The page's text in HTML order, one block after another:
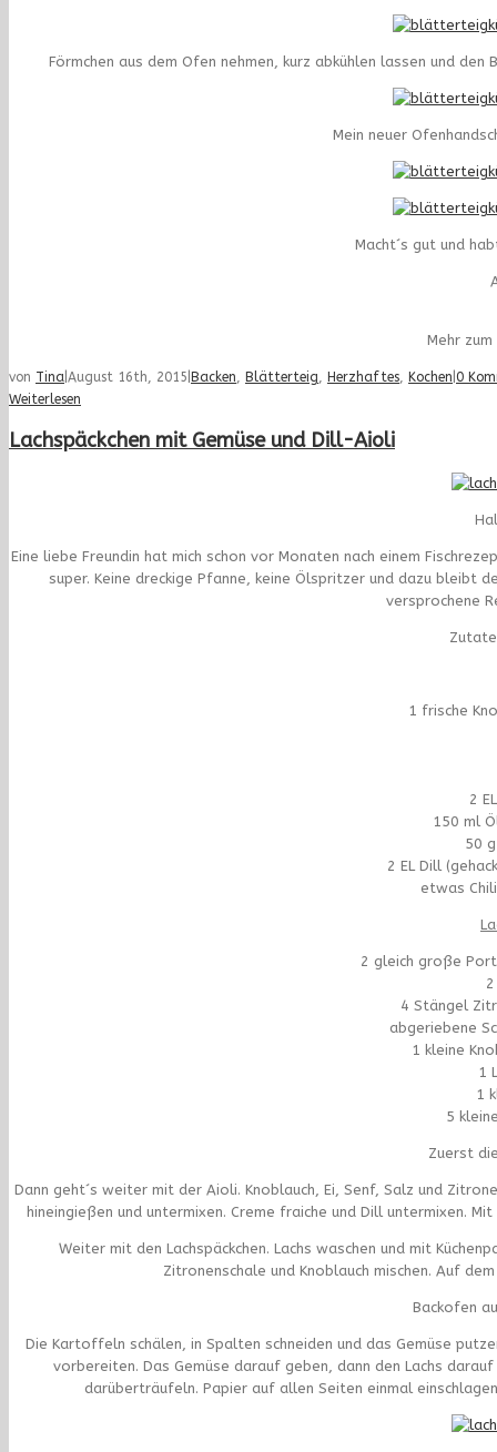
Förmchen aus dem Ofen nehmen, kurz abkühlen lassen und
Mein neuer
Macht´s gut und
Mehr
von Tina August 16th, 2015 Backen Blätterteig Herzhaftes Kochen 0
Weiterlesen
Lachspäckchen mit Gemüse und Dill-Aioli
Eine liebe Freundin hat mich schon vor Monaten nach einem
super. Keine dreckige Pfanne, keine Ölspritzer und dazu bleibt
versprochene
1 frische
2
150 ml
50
2 EL Dill
etwas
2 gleich große
4 Stängel
abgeriebene
1 kleine
1
1
5
Zuerst
Dann geht´s weiter mit der Aioli. Knoblauch, Ei, Senf, Salz und
hineingießen und untermixen. Creme fraiche und Dill untermixen.
Weiter mit den Lachspäckchen. Lachs waschen und mit
Zitronenschale und Knoblauch mischen. Auf
Backofen
Die Kartoffeln schälen, in Spalten schneiden und das Gemüse
vorbereiten. Das Gemüse darauf geben, dann den Lachs
darüberträufeln. Papier auf allen Seiten einmal